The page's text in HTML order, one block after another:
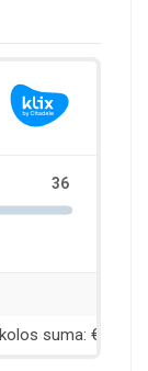
norma –